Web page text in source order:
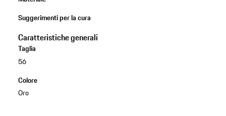
Suggerimenti per la cura
Caratteristiche generali
Taglia
56
Colore
Oro